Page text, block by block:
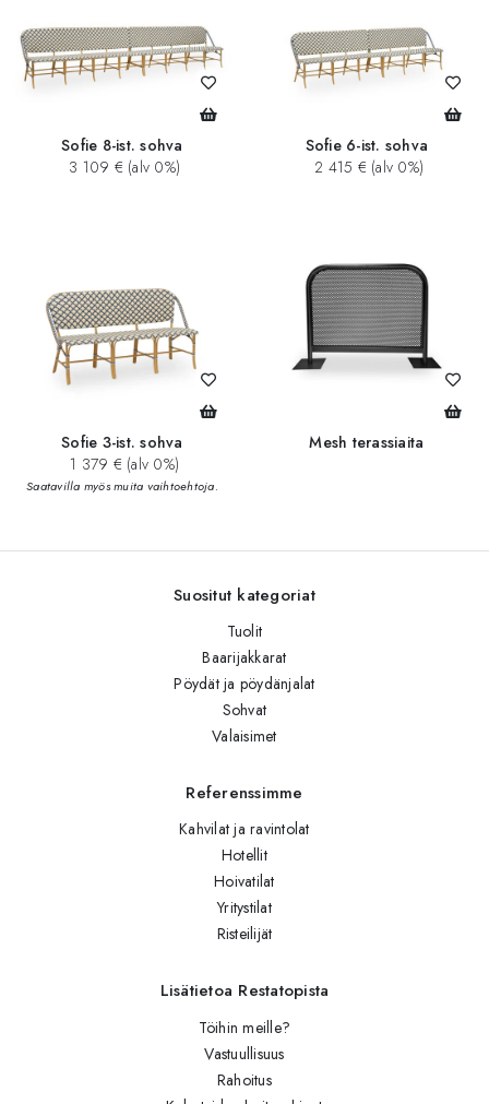
Sofie 8-ist. sohva
3 109 € (alv 0%)
Sofie 6-ist. sohva
2 415 € (alv 0%)
Sofie 3-ist. sohva
1 379 € (alv 0%)
Saatavilla myös muita vaihtoehtoja.
Mesh terassiaita
Suositut kategoriat
Tuolit
Baarijakkarat
Pöydät ja pöydänjalat
Sohvat
Valaisimet
Referenssimme
Kahvilat ja ravintolat
Hotellit
Hoivatilat
Yritystilat
Risteilijät
Lisätietoa Restatopista
Töihin meille?
Vastuullisuus
Rahoitus